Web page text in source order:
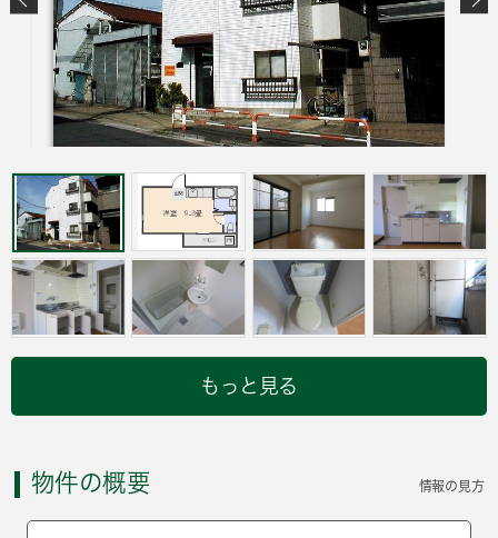
もっと見る
物件の概要 情報の見方